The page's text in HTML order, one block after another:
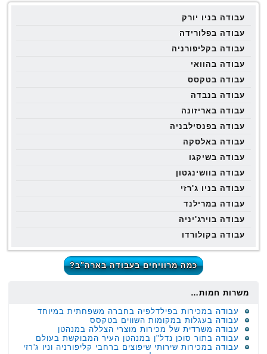
עבודה בניו יורק
עבודה בפלורידה
עבודה בקליפורניה
עבודה בהוואי
עבודה בטקסס
עבודה בנבדה
עבודה באריזונה
עבודה בפנסילבניה
עבודה באלסקה
עבודה בשיקגו
עבודה בוושינגטון
עבודה בניו ג'רזי
עבודה במרילנד
עבודה בוירג'יניה
עבודה בקולורדו
כמה מרוויחים בעבודה בארה"ב?
משרות חמות…
עבודה במכירות בפילדלפיה בחברה משפחתית במיוחד
עבודה בעגלות במקומות השווים בטקסס
עבודה משרדית של מכירות מוצרי הצללה במנהטן
עבודה בתור סוכן נדל"ן במנהטן העיר המבוקשת בעולם
עבודה במכירות שירותי שיפוצים ברחבי קליפורניה וניו ג'רזי